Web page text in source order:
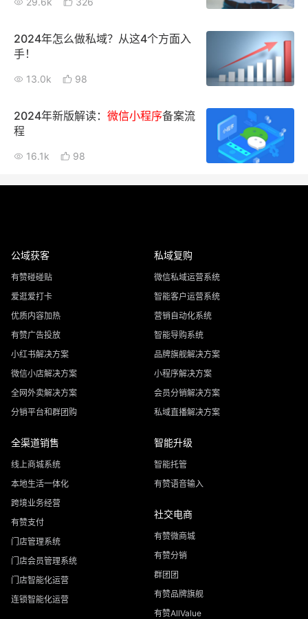
2024年怎么做私域？从这4个方面入
手！
13.0k 98
2024年新版解读： 微信小程序备案流
程
16.1k 98
公域获客
有赞碰碰贴
爱逛爱打卡
优质内容加热
有赞广告投放
小红书解决方案
微信小店解决方案
全网外卖解决方案
分销平台和群团购
私域复购
微信私域运营系统
智能客户运营系统
营销自动化系统
智能导购系统
品牌旗舰解决方案
小程序解决方案
会员分销解决方案
私域直播解决方案
全渠道销售
线上商城系统
本地生活一体化
跨境业务经营
有赞支付
门店管理系统
门店会员管理系统
门店智能化运营
连锁智能化运营
智能升级
智能托管
有赞语音输入
社交电商
有赞微商城
有赞分销
群团团
有赞品牌旗舰
有赞AllValue